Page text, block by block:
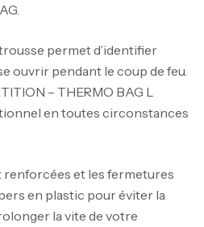
permet d’identifier
ouvrir pendant le coup de feu.
– THERMO BAG L
en toutes circonstances
et les fermetures
en plastic pour éviter la
la vite de votre
د.ت340,000